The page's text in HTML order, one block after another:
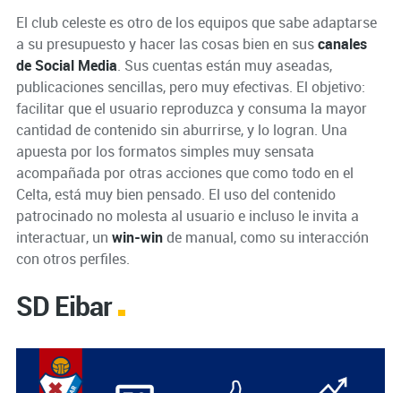
El club celeste es otro de los equipos que sabe adaptarse
a su presupuesto y hacer las cosas bien en suscanales
de Social Media. Sus cuentas están muy aseadas,
publicaciones sencillas, pero muy efectivas. El objetivo:
facilitar que el usuario reproduzca y consuma la mayor
cantidad de contenido sin aburrirse, y lo logran. Una
apuesta por los formatos simples muy sensata
acompañada por otras acciones que como todo en el
Celta, está muy bien pensado. El uso del contenido
patrocinado no molesta al usuario e incluso le invita a
interactuar, un win-winde manual, como su interacción
con otros perfiles.
SD Eibar